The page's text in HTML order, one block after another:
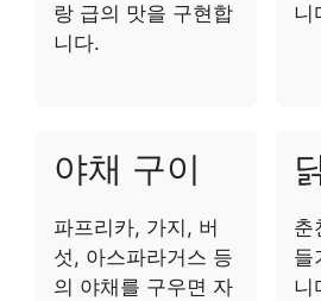
랑 급의 맛을 구현합
니다.
니
야채 구이
파프리카, 가지, 버
섯, 아스파라거스 등
의 야채를 구우면 자
춘
들
니